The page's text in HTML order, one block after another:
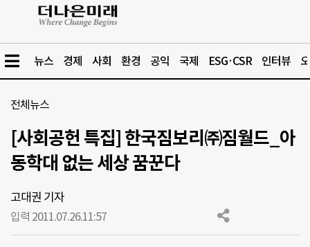
뉴스 경제 사회 환경 공익 국제 ESG·CSR 인터뷰
전체뉴스
[사회공헌 특집] 한국짐보리㈜짐월드_아
동학대 없는 세상 꿈꾼다
고대권 기자
입력 2011.07.26.11:57